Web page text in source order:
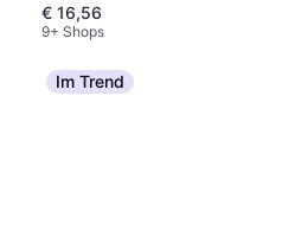
€ 16,56
9+ Shops
Im Trend